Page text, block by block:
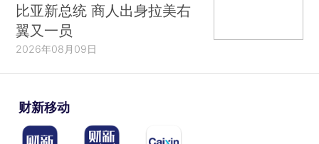
比亚新总统 商人出身拉美右
翼又一员
2026年08月09日
财新移动